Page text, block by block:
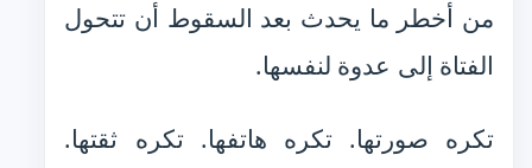
من أخطر ما يحدث بعد السقوط أن تتحول
الفتاة إلى عدوة لنفسها.
تكره صورتها. تكره هاتفها. تكره ثقتها.